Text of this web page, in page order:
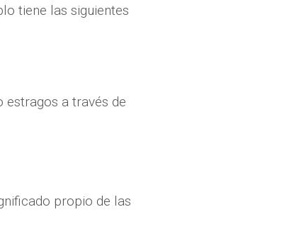
tiene las siguientes
a través de
propio de las